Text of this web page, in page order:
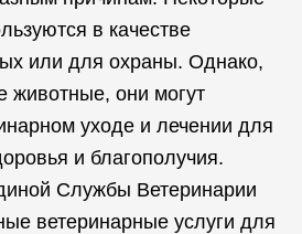
в качестве
или для охраны. Однако,
животные, они могут
уходе и лечении для
и благополучия.
Службы Ветеринарии
ветеринарные услуги для